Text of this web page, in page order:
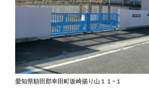
愛知県額田郡幸田町坂崎揚り山１１−１